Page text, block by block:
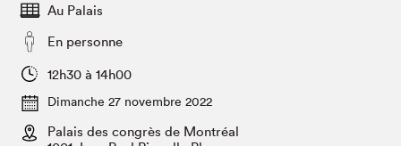
Espace médias
Espace exposant⋅e⋅s
Club de lecture Braindate
Nous connaître
Projets partenaires 2022
Archives
Au Palais
En personne
12h30 à 14h00
Dimanche 27 novembre 2022
Palais des congrès de Montréal